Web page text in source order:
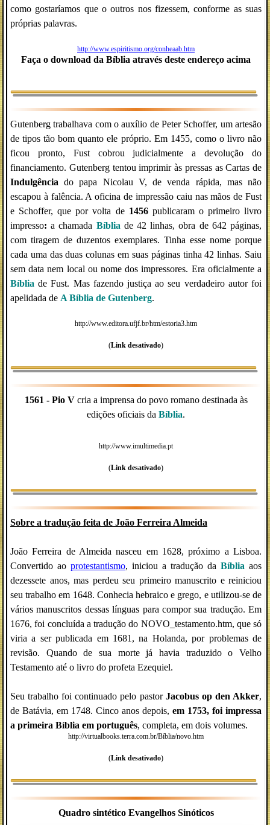
como gostaríamos que o outros nos fizessem, conforme as suas
próprias palavras.
http://www.espiritismo.org/conheaab.htm
Faça o download da Bíblia através deste endereço acima
Gutenberg trabalhava com o auxílio de Peter Schoffer, um artesão
de tipos tão bom quanto ele próprio. Em 1455, como o livro não
ficou pronto, Fust cobrou judicialmente a devolução do
financiamento. Gutenberg tentou imprimir às pressas as Cartas de
Indulgência do papa Nicolau V, de venda rápida, mas não
escapou à falência. A oficina de impressão caiu nas mãos de Fust
e Schoffer, que por volta de 1456publicaram o primeiro livro
impresso: a chamada Bíblia de 42 linhas, obra de 642 páginas,
com tiragem de duzentos exemplares. Tinha esse nome porque
cada uma das duas colunas em suas páginas tinha 42 linhas. Saiu
sem data nem local ou nome dos impressores. Era oficialmente a
Bíblia de Fust. Mas fazendo justiça ao seu verdadeiro autor foi
apelidada de A Bíblia de Gutenberg.
http://www.editora.ufjf.br/htm/estoria3.htm
(Link desativado)
1561 - Pio Vcria a imprensa do povo romano destinada às
edições oficiais da Bíblia.
http://www.imultimedia.pt
(Link desativado)
Sobre a tradução feita de João Ferreira Almeida
João Ferreira de Almeida nasceu em 1628, próximo a Lisboa.
Convertido ao protestantismo, iniciou a tradução da Bíblia aos
dezessete anos, mas perdeu seu primeiro manuscrito e reiniciou
seu trabalho em 1648. Conhecia hebraico e grego, e utilizou-se de
vários manuscritos dessas línguas para compor sua tradução. Em
1676, foi concluída a tradução do NOVO_testamento.htm, que só
viria a ser publicada em 1681, na Holanda, por problemas de
revisão. Quando de sua morte já havia traduzido o Velho
Testamento até o livro do profeta Ezequiel.
Seu trabalho foi continuado pelo pastor Jacobus op den Akker,
de Batávia, em 1748. Cinco anos depois, em 1753, foi impressa
a primeira Bíblia em português, completa, em dois volumes.
http://virtualbooks.terra.com.br/Bíblia/novo.htm
(Link desativado)
Quadro sintético Evangelhos Sinóticos